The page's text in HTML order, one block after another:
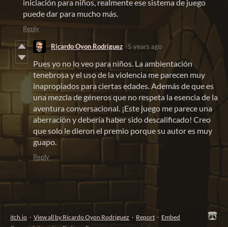
iniciación para niños, realmente ese sistema de juego
puede dar para mucho más.
Reply
Ricardo Oyon Rodriguez 5 years ago
Pues yo no lo veo para niños. La ambientación
tenebrosa y el uso de la violencia me parecen muy
inapropiados para ciertas edades. Además de que es
una mezcla de géneros que no respeta la esencia de la
aventura conversacional. ¡Este juego me parece una
aberración y debería haber sido descalificado! Creo
que solo le dieron el premio porque su autor es muy
guapo.
Reply
itch.io · View all by Ricardo Oyon Rodriguez · Report · Embed